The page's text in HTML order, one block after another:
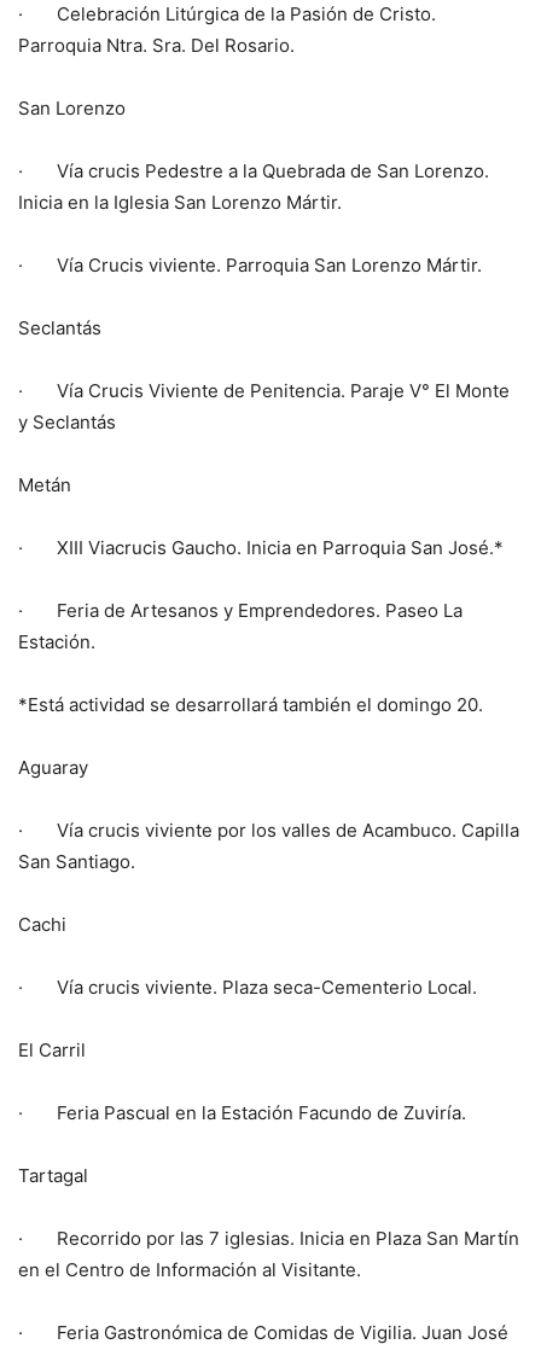
· Celebración Litúrgica de la Pasión de Cristo.
Parroquia Ntra. Sra. Del Rosario.
San Lorenzo
· Vía crucis Pedestre a la Quebrada de San Lorenzo.
Inicia en la Iglesia San Lorenzo Mártir.
· Vía Crucis viviente. Parroquia San Lorenzo Mártir.
Seclantás
· Vía Crucis Viviente de Penitencia. Paraje V° El Monte
y Seclantás
Metán
· XIII Viacrucis Gaucho. Inicia en Parroquia San José.*
· Feria de Artesanos y Emprendedores. Paseo La
Estación.
*Está actividad se desarrollará también el domingo 20.
Aguaray
· Vía crucis viviente por los valles de Acambuco. Capilla
San Santiago.
Cachi
· Vía crucis viviente. Plaza seca-Cementerio Local.
El Carril
· Feria Pascual en la Estación Facundo de Zuviría.
Tartagal
· Recorrido por las 7 iglesias. Inicia en Plaza San Martín
en el Centro de Información al Visitante.
· Feria Gastronómica de Comidas de Vigilia. Juan José